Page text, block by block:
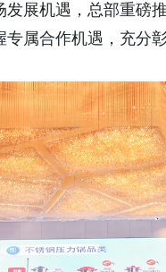
展机遇，总部重磅
属合作机遇，充分